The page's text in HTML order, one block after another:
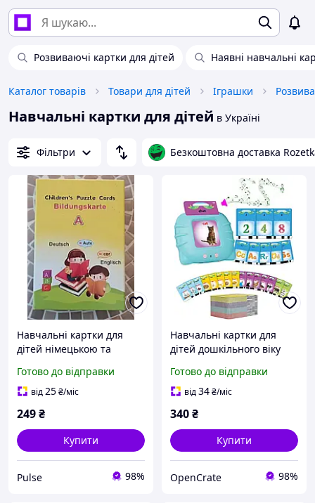
Розвиваючі картки для дітей Наявні навчальні
Каталог товарів Товари для дітей Іграшки
Навчальні картки для дітей в Україні
Фільтри Безкоштовна доставка
Навчальні картки для
дітей німецькою та
Bildungskarte A /
Children's Puzzle Cards
Готово до відправки
від25₴/міс
249₴
Купити
Pulse 98%
Навчальні картки для
дітей дошкільного віку
англійська аудіо
Готово до відправки
від34₴/міс
340₴
Купити
OpenCrate 98%